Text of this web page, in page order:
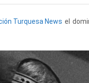
Turquesa News el